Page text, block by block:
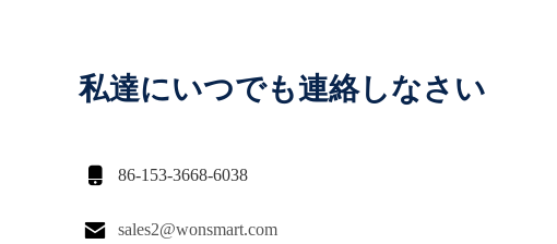
私達にいつでも連絡しなさい
 86-153-3668-6038
 sales2@wonsmart.com